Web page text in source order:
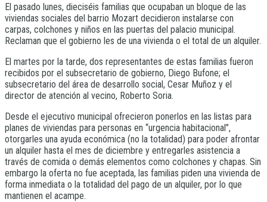
El pasado lunes, dieciséis familias que ocupaban un bloque de las
viviendas sociales del barrio Mozart decidieron instalarse con
carpas, colchones y niños en las puertas del palacio municipal.
Reclaman que el gobierno les de una vivienda o el total de un alquiler.
El martes por la tarde, dos representantes de estas familias fueron
recibidos por el subsecretario de gobierno, Diego Bufone; el
subsecretario del área de desarrollo social, Cesar Muñoz y el
director de atención al vecino, Roberto Soria.
Desde el ejecutivo municipal ofrecieron ponerlos en las listas para
planes de viviendas para personas en “urgencia habitacional”,
otorgarles una ayuda económica (no la totalidad) para poder afrontar
un alquiler hasta el mes de diciembre y entregarles asistencia a
través de comida o demás elementos como colchones y chapas. Sin
embargo la oferta no fue aceptada, las familias piden una vivienda de
forma inmediata o la totalidad del pago de un alquiler, por lo que
mantienen el acampe.